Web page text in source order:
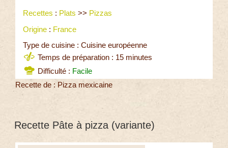
Recettes : Plats >> Pizzas
Origine : France
Type de cuisine : Cuisine européenne
Temps de préparation : 15 minutes
Difficulté : Facile
Recette de : Pizza mexicaine
Recette Pâte à pizza (variante)